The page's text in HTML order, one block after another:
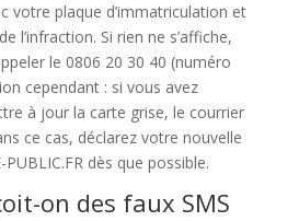
votre plaque d’immatriculation et
l’infraction. Si rien ne s’affiche,
le 0806 20 30 40 (numéro
cependant : si vous avez
à jour la carte grise, le courrier
ce cas, déclarez votre nouvelle
PUBLIC.FR dès que possible.
on des faux SMS